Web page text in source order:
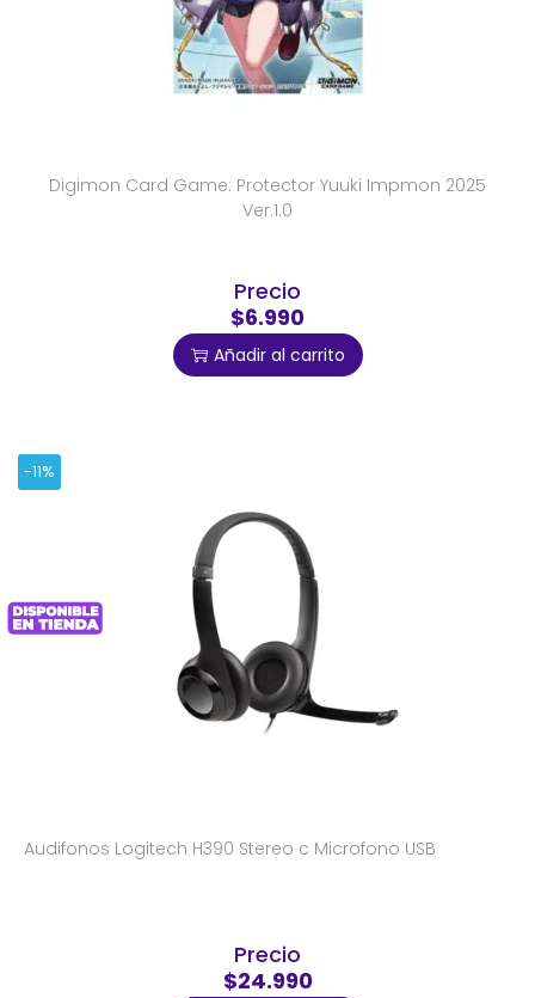
Digimon Card Game: Protector Yuuki Impmon 2025
Ver.1.0
Precio
$6.990
Añadir al carrito
-11%
Audifonos Logitech H390 Stereo c Microfono USB
Precio
$24.990